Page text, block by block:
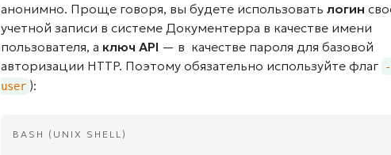
анонимно. Проще говоря, вы будете использовать логин
учетной записи в системе Документерра в качестве имени
пользователя, а ключ API — в качестве пароля для базовой
авторизации HTTP. Поэтому обязательно используйте флаг
user ):
BASH (UNIX SHELL)